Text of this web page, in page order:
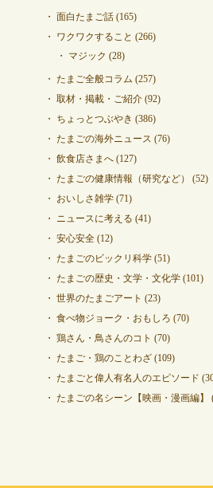
面白たまご話(165)
ワクワクすること (266)
マジック (28)
たまご全般コラム (257)
取材・掲載・ご紹介(92)
ちょっとつぶやき (386)
たまごの海外ニュース (76)
飲食店さまへ(127)
たまごの健康情報（研究など）
(52)
おいしさ雑学(71)
ニュースに考える (41)
安心安全(12)
たまごのビックリ科学(51)
たまごの歴史・文学・文化学(101)
世界のたまごアート (23)
食べ物ジョーク・おもしろ (70)
鶏さん・鳥さんのコト (70)
たまご・鶏のことわざ(109)
たまごと偉人有名人のエピソード
たまごの名シーン【映画・漫画編】